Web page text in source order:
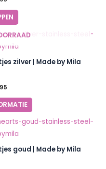
zilver | Made by Mila
goud | Made by Mila